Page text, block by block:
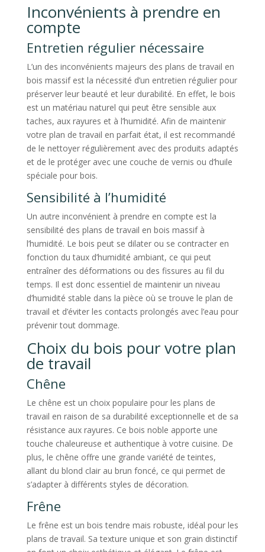
Inconvénients à prendre en
compte
Entretien régulier nécessaire
L’un des inconvénients majeurs des plans de travail en
bois massif est la nécessité d’un entretien régulier pour
préserver leur beauté et leur durabilité. En effet, le bois
est un matériau naturel qui peut être sensible aux
taches, aux rayures et à l’humidité. Afin de maintenir
votre plan de travail en parfait état, il est recommandé
de le nettoyer régulièrement avec des produits adaptés
et de le protéger avec une couche de vernis ou d’huile
spéciale pour bois.
Sensibilité à l’humidité
Un autre inconvénient à prendre en compte est la
sensibilité des plans de travail en bois massif à
l’humidité. Le bois peut se dilater ou se contracter en
fonction du taux d’humidité ambiant, ce qui peut
entraîner des déformations ou des fissures au fil du
temps. Il est donc essentiel de maintenir un niveau
d’humidité stable dans la pièce où se trouve le plan de
travail et d’éviter les contacts prolongés avec l’eau pour
prévenir tout dommage.
Choix du bois pour votre plan
de travail
Chêne
Le chêne est un choix populaire pour les plans de
travail en raison de sa durabilité exceptionnelle et de sa
résistance aux rayures. Ce bois noble apporte une
touche chaleureuse et authentique à votre cuisine. De
plus, le chêne offre une grande variété de teintes,
allant du blond clair au brun foncé, ce qui permet de
s’adapter à différents styles de décoration.
Frêne
Le frêne est un bois tendre mais robuste, idéal pour les
plans de travail. Sa texture unique et son grain distinctif